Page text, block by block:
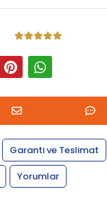
Garanti ve Teslimat
Yorumlar